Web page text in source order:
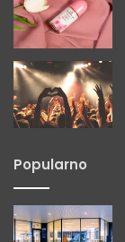
Popularno